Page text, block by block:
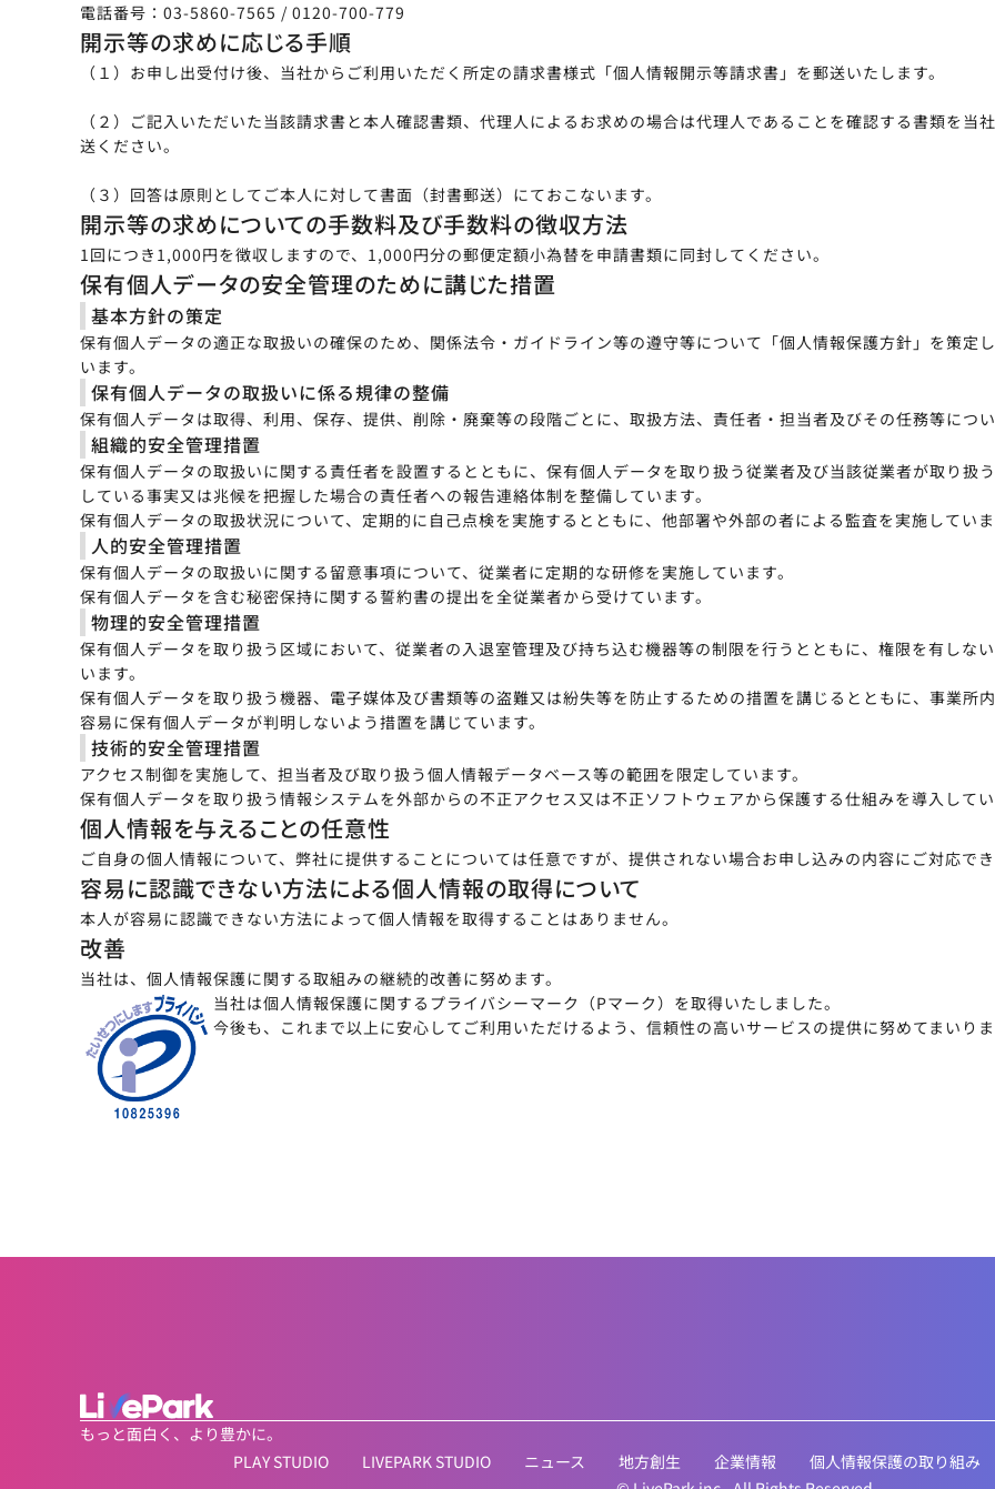
電話番号：03-5860-7565 / 0120-700-779
開示等の求めに応じる手順
（１）お申し出受付け後、当社からご利用いただく所定の請求書様式「個人情報開示等請求書」を郵送いたします。
（２）ご記入いただいた当該請求書と本人確認書類、代理人によるお求めの場合は代理人であることを確認する書類を当
送ください。
（３）回答は原則としてご本人に対して書面（封書郵送）にておこないます。
開示等の求めについての手数料及び手数料の徴収方法
1回につき1,000円を徴収しますので、1,000円分の郵便定額小為替を申請書類に同封してください。
保有個人データの安全管理のために講じた措置
基本方針の策定
保有個人データの適正な取扱いの確保のため、関係法令・ガイドライン等の遵守等について「個人情報保護方針」を策定
います。
保有個人データの取扱いに係る規律の整備
保有個人データは取得、利用、保存、提供、削除・廃棄等の段階ごとに、取扱方法、責任者・担当者及びその任務等につ
組織的安全管理措置
保有個人データの取扱いに関する責任者を設置するとともに、保有個人データを取り扱う従業者及び当該従業者が取り扱
している事実又は兆候を把握した場合の責任者への報告連絡体制を整備しています。
保有個人データの取扱状況について、定期的に自己点検を実施するとともに、他部署や外部の者による監査を実施してい
人的安全管理措置
保有個人データの取扱いに関する留意事項について、従業者に定期的な研修を実施しています。
保有個人データを含む秘密保持に関する誓約書の提出を全従業者から受けています。
物理的安全管理措置
保有個人データを取り扱う区域において、従業者の入退室管理及び持ち込む機器等の制限を行うとともに、権限を有しな
います。
保有個人データを取り扱う機器、電子媒体及び書類等の盗難又は紛失等を防止するための措置を講じるとともに、事業所
容易に保有個人データが判明しないよう措置を講じています。
技術的安全管理措置
アクセス制御を実施して、担当者及び取り扱う個人情報データベース等の範囲を限定しています。
保有個人データを取り扱う情報システムを外部からの不正アクセス又は不正ソフトウェアから保護する仕組みを導入して
個人情報を与えることの任意性
ご自身の個人情報について、弊社に提供することについては任意ですが、提供されない場合お申し込みの内容にご対応で
容易に認識できない方法による個人情報の取得について
本人が容易に認識できない方法によって個人情報を取得することはありません。
改善
当社は、個人情報保護に関する取組みの継続的改善に努めます。
当社は個人情報保護に関するプライバシーマーク（Pマーク）を取得いたしました。
今後も、これまで以上に安心してご利用いただけるよう、信頼性の高いサービスの提供に努めてまいり
もっと面白く、より豊かに。
PLAY STUDIO
LIVEPARK STUDIO ニュース 地方創生 企業情報
個人情報保護の取り組み